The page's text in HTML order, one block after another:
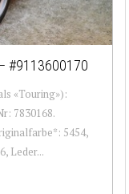
– #9113600170
«Touring»):
7830168.
5454,
Leder...